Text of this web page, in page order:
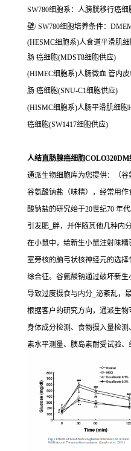
SW780细胞系：人膀胱移行癌
壁/ SW780细胞培养条件：
(HESMC细胞系)人食道平滑肌
肠 癌细胞(MDST8细胞供应)
(HIMEC细胞系)人肠微血 管内
肠 癌细胞(SNU-C1细胞供应)
(HISMC细胞系)人肠平滑肌细胞
癌细胞(SW1417细胞供应)
人结直肠腺癌细胞
通派生物细胞库为您提供：（谷
谷氨酸钠盐（味精），经常用
酸钠盐的研究始于20世纪70 年
引发肥_胖，并伴随其他几种内
在小鼠中，给新生小鼠注射味
室旁核的脑弓状核神经元的选
综合征。谷氨酸钠通过破坏新生
导致过度摄食与内分_泌紊乱，
根据客户的研究方向，通派生物
身体成分检测、食物摄入量检
素水平测量、胰岛素耐受试验、